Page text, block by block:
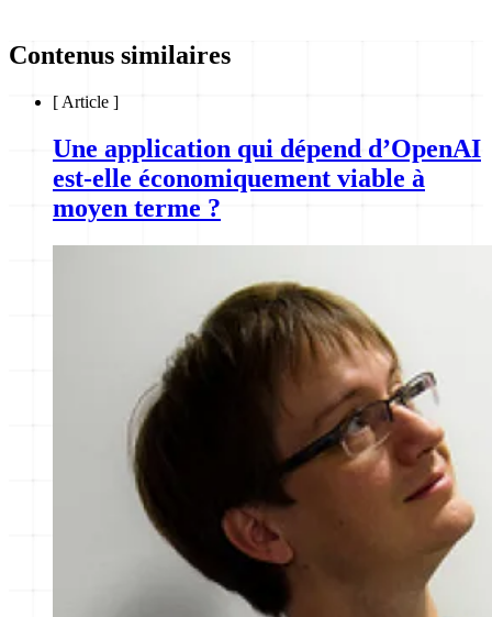
Contenus similaires
[ Article ]
Une application qui dépend d’OpenAI
est-elle économiquement viable à
moyen terme ?